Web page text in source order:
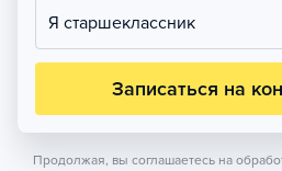
Я старшеклассник
Записаться на
Продолжая, вы соглашаетесь на